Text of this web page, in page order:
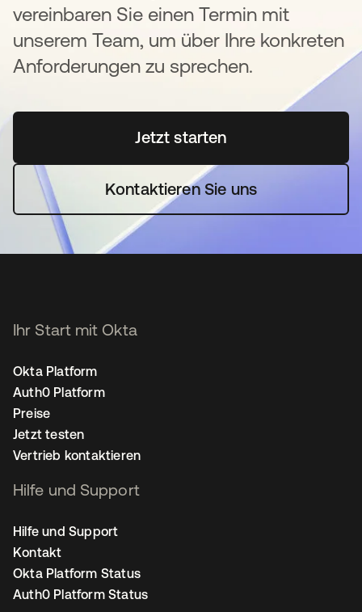
vereinbaren Sie einen Termin mit
unserem Team, um über Ihre konkreten
Anforderungen zu sprechen.
Jetzt startenwird in einer neuen
Kontaktieren Sie uns
Ihr Start mit Okta
Okta Platform
Auth0 Platform
Preise
Jetzt testen
Vertrieb kontaktieren
Hilfe und Support
Hilfe und Support
Kontakt
Okta Platform Status
Auth0 Platform Status